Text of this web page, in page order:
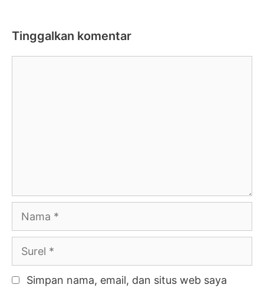
Tinggalkan komentar
Nama
Surel
Simpan nama, email, dan situs web saya